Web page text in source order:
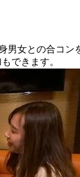
女との合コ
できます。